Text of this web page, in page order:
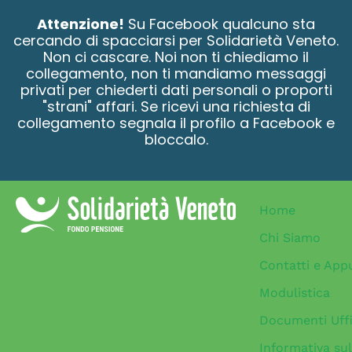
Attenzione! Su Facebook qualcuno sta
cercando di spacciarsi per Solidarietà Veneto.
Non ci cascare. Noi non ti chiediamo il
collegamento, non ti mandiamo messaggi
privati per chiederti dati personali o proporti
"strani" affari. Se ricevi una richiesta di
collegamento segnala il profilo a Facebook e
bloccalo.
Home
Chi Siamo
Contatti e
Modulistica
Documenti
Informativa